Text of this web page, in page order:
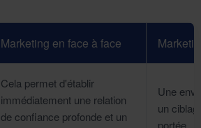
Marketing en face à face
Cela permet d'établir
immédiatement une relation
de confiance profonde et un
Une
un
portée.